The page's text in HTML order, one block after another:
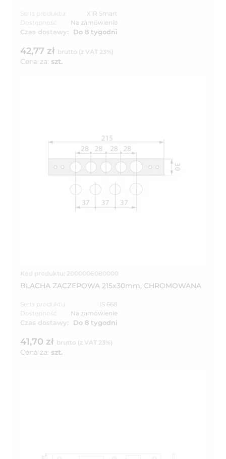
Seria produktu:
X1R Smart
Dostępność:
Na zamówienie
Czas dostawy: Do 8 tygodni
42,77 zł brutto (z VAT 23%)
Cena za: szt.
Kod produktu: 2000006080000
BLACHA ZACZEPOWA 215x30mm, CHROMOWANA
Seria produktu:
IS 668
Dostępność:
Na zamówienie
Czas dostawy: Do 8 tygodni
41,70 zł brutto (z VAT 23%)
Cena za: szt.